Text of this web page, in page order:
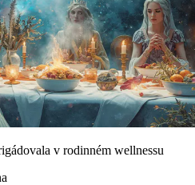
v rodinném wellnessu